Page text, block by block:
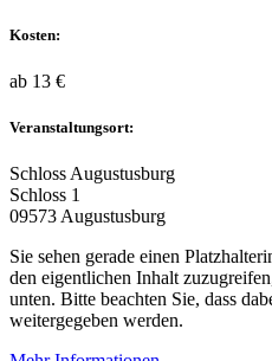
Kosten:
ab 13 €
Veranstaltungsort:
Schloss Augustusburg
Schloss 1
09573 Augustusburg
Sie sehen gerade einen
den eigentlichen Inhalt
unten. Bitte beachten Sie, dass
weitergegeben werden.